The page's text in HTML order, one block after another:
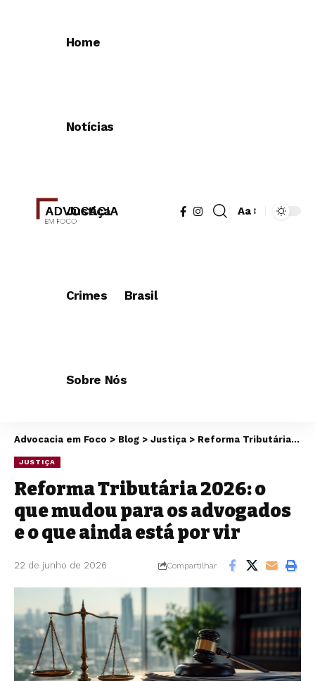
Home
Notícias
Justiça
Crimes Brasil
Sobre Nós
Aa
Advocacia em Foco > Blog > Justiça > Reforma Tributária 2026: o que mudou para os advogados e o que ainda está por vir
JUSTIÇA
Reforma Tributária 2026: o
que mudou para os advogados
e o que ainda está por vir
22 de junho de 2026 Compartilhar